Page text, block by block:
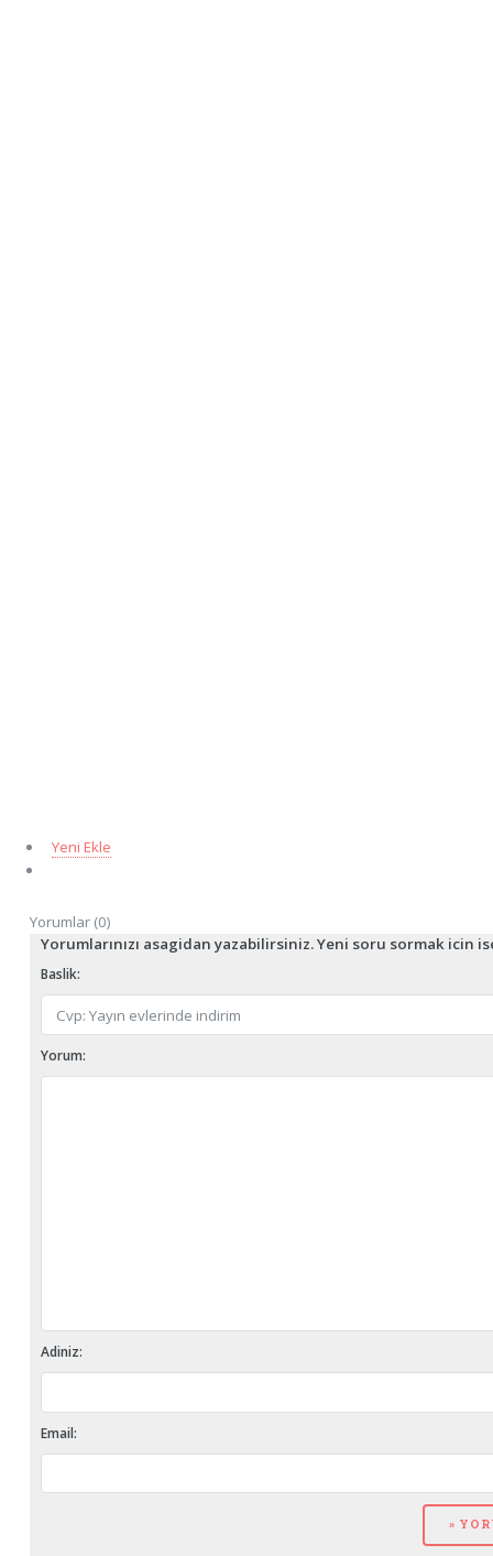
Yeni Ekle
Yorumlar (0)
Yorumlarınızı asagidan yazabilirsiniz. Yeni soru sormak icin
Baslik:
Yorum:
Adiniz:
Email: